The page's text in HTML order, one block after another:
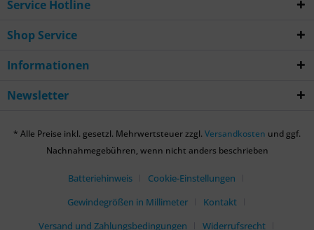
Service Hotline
Shop Service
Informationen
Newsletter
* Alle Preise inkl. gesetzl. Mehrwertsteuer zzgl. Versandkosten und ggf.
Nachnahmegebühren, wenn nicht anders beschrieben
Batteriehinweis
Cookie-Einstellungen
Gewindegrößen in Millimeter
Kontakt
Versand und Zahlungsbedingungen
Widerrufsrecht